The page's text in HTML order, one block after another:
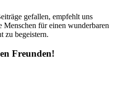
gefallen, empfehlt uns
für einen wunderbaren
zu begeistern.
Freunden!